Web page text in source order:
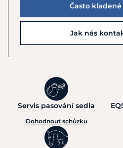
Často
Jak nás
Servis pasování sedla
Dohodnout schůzku